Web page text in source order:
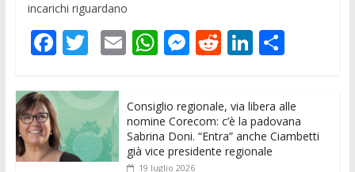
incarichi riguardano
F
e
b
o
T
itt
er
E
l
W
at
s
A
M
e
n
R
di
t
Li
k
e
dI
C
n
di
vi
Consiglio regionale, via libera alle
nomine Corecom: c’è la padovana
Sabrina Doni. “Entra” anche Ciambetti
già vice presidente regionale
19 luglio 2026